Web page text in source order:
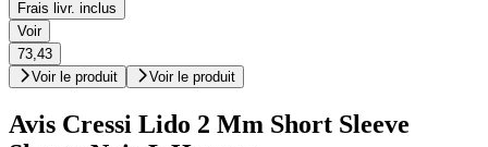
Frais livr. inclus
Voir
73,43
Voir le produit
Voir le produit
Avis Cressi Lido 2 Mm Short Sleeve